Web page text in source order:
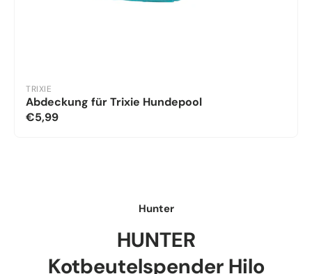
TRIXIE
Abdeckung für Trixie Hundepool
€5,99
Hunter
HUNTER
Kotbeutelspender Hilo